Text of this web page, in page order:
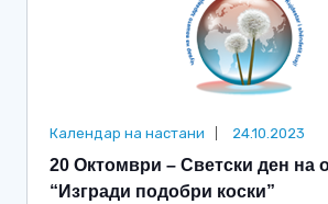
Календар на настани 24.10.2023
20 Октомври – Светски ден на
“Изгради подобри коски”